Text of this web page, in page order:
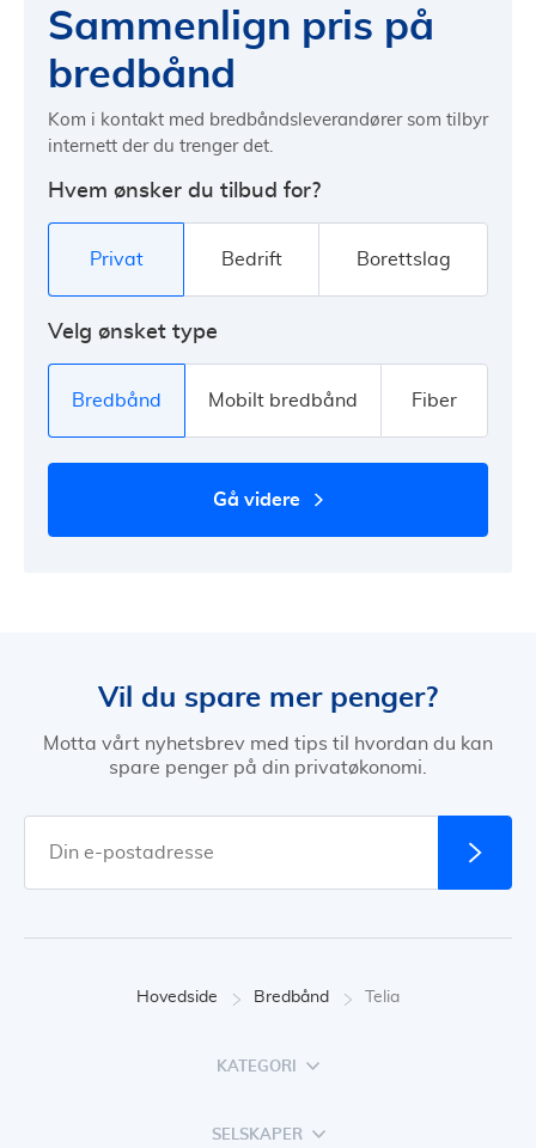
Sammenlign pris på
bredbånd
Kom i kontakt med bredbåndsleverandører som tilbyr
internett der du trenger det.
Hvem ønsker du tilbud for?
Privat Bedrift Borettslag
Velg ønsket type
Bredbånd Mobilt bredbånd Fiber
gå videre
Vil du spare mer penger?
Motta vårt nyhetsbrev med tips til hvordan du kan
spare penger på din privatøkonomi.
Hovedside Bredbånd Telia
KATEGORI
SELSKAPER